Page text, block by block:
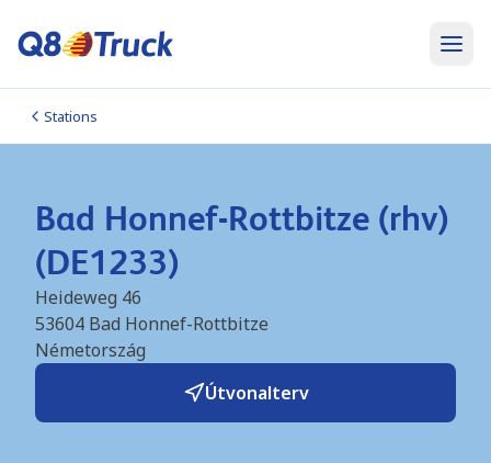
Stations
Bad Honnef-Rottbitze (rhv)
(DE1233)
Heideweg 46
53604 Bad Honnef-Rottbitze
Németország
Útvonalterv